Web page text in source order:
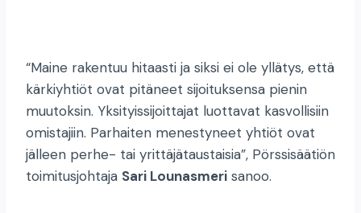
“Maine rakentuu hitaasti ja siksi ei ole yllätys, että
kärkiyhtiöt ovat pitäneet sijoituksensa pienin
muutoksin. Yksityissijoittajat luottavat kasvollisiin
omistajiin. Parhaiten menestyneet yhtiöt ovat
jälleen perhe- tai yrittäjätaustaisia”, Pörssisäätiön
toimitusjohtaja Sari Lounasmeri sanoo.